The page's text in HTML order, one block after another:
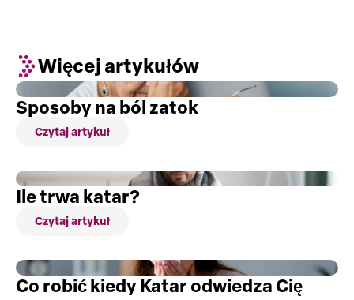
Więcej artykułów
Sposoby na ból zatok
Czytaj artykuł
Ile trwa katar?
Czytaj artykuł
Co robić kiedy Katar odwiedza Cię